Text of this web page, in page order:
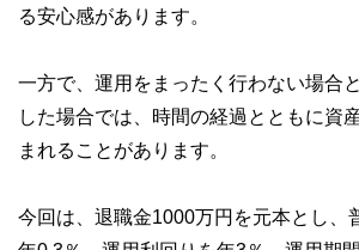
る安心感があります。
一方で、運用をまったく行わない場合
した場合では、時間の経過とともに資
まれることがあります。
今回は、退職金1000万円を元本とし、